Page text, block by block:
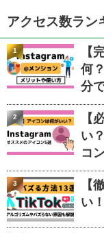
アクセス数ラン
【
何
分
1
【
い
コ
2
【
い
3